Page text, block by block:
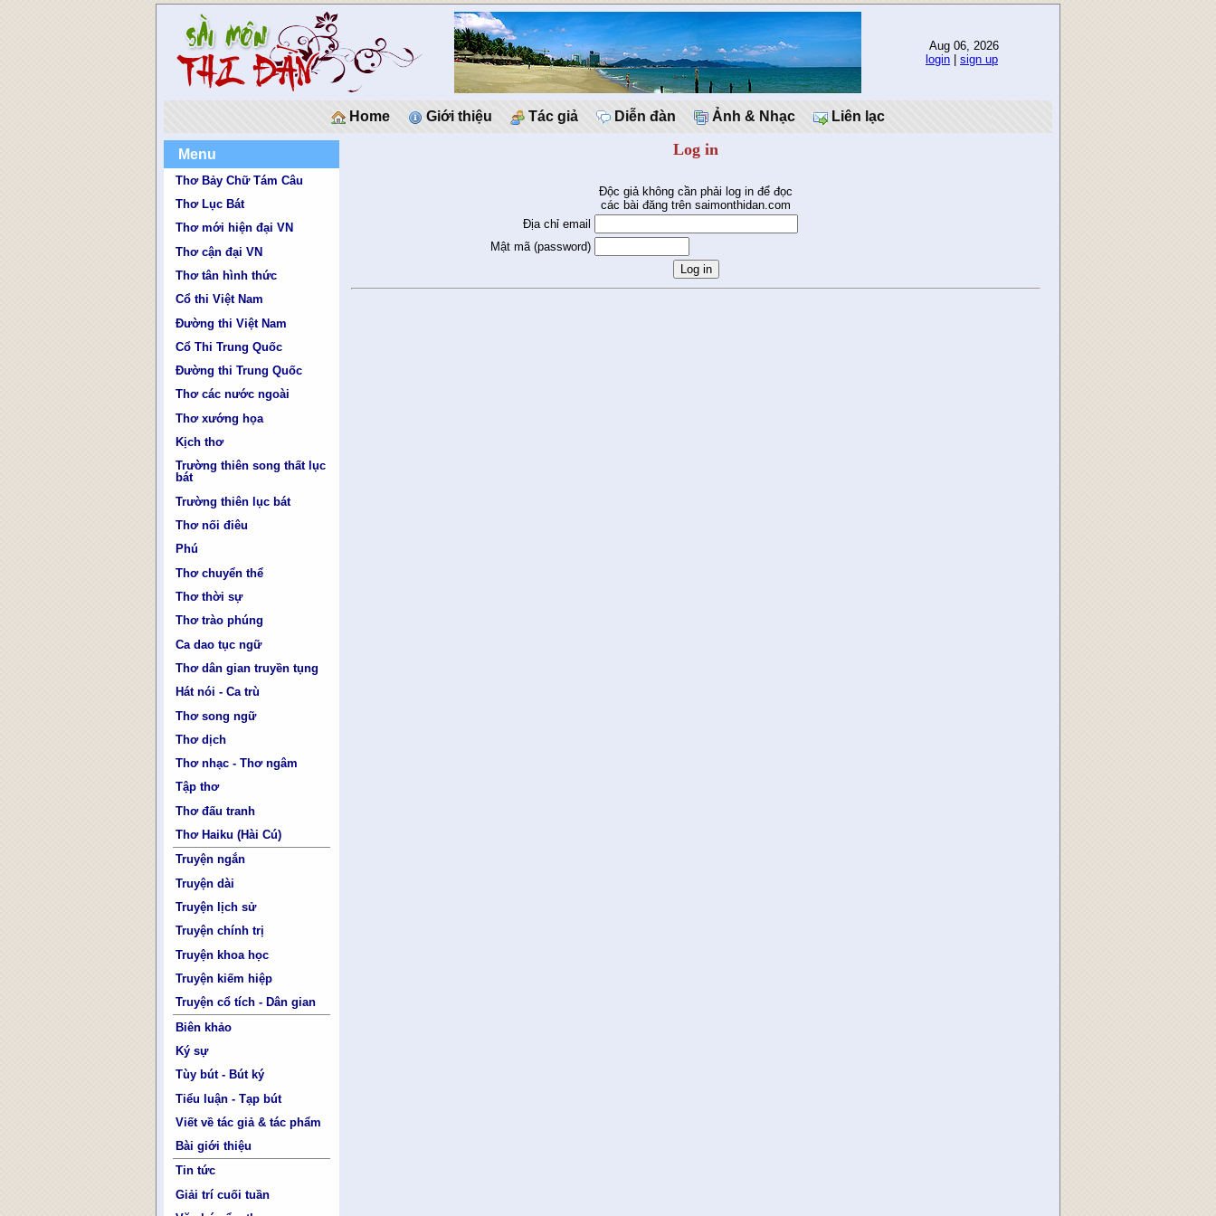
Aug 06, 2026
login
sign up
Home Giới thiệu Tác giả Diễn đàn Ảnh & Nhạc Liên lạc
Menu
Thơ Bảy Chữ Tám Câu
Thơ Lục Bát
Thơ mới hiện đại VN
Thơ cận đại VN
Thơ tân hình thức
Cổ thi Việt Nam
Đường thi Việt Nam
Cổ Thi Trung Quốc
Đường thi Trung Quốc
Thơ các nước ngoài
Thơ xướng họa
Kịch thơ
Trường thiên song thất lục
bát
Trường thiên lục bát
Thơ nối điêu
Phú
Thơ chuyển thể
Thơ thời sự
Thơ trào phúng
Ca dao tục ngữ
Thơ dân gian truyền tụng
Hát nói - Ca trù
Thơ song ngữ
Thơ dịch
Thơ nhạc - Thơ ngâm
Tập thơ
Thơ đấu tranh
Thơ Haiku (Hài Cú)
Truyện ngắn
Truyện dài
Truyện lịch sử
Truyện chính trị
Truyện khoa học
Truyện kiếm hiệp
Truyện cổ tích - Dân gian
Biên khảo
Ký sự
Tùy bút - Bút ký
Tiểu luận - Tạp bút
Viết về tác giả & tác phẩm
Bài giới thiệu
Tin tức
Giải trí cuối tuần
Log in
Độc giả không cần phải log in để đọc
các bài đăng trên saimonthidan.com
Địa chỉ email
Mật mã (password)